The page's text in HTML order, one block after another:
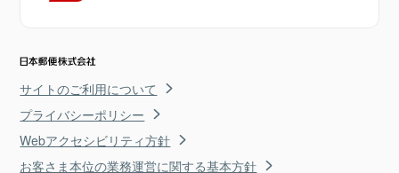
サイトのご利用について
プライバシーポリシー
Webアクセシビリティ方針
お客さま本位の業務運営に関する基本方針